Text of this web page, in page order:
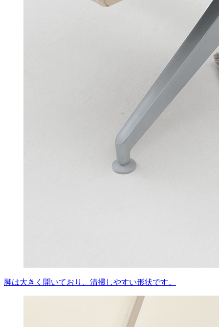
脚は大きく開いており、清掃しやすい形状です。